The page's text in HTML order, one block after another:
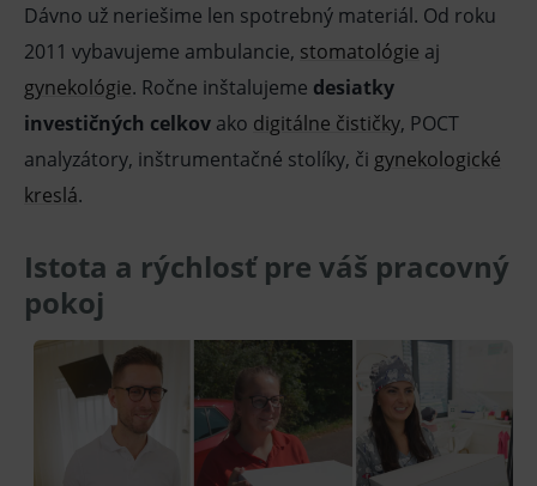
Dávno už neriešime len spotrebný materiál. Od roku
2011 vybavujeme ambulancie, stomatológie aj
gynekológie. Ročne inštalujeme desiatky
investičných celkov ako digitálne čističky, POCT
analyzátory, inštrumentačné stolíky, či gynekologické
kreslá.
Istota a rýchlosť pre váš pracovný
pokoj